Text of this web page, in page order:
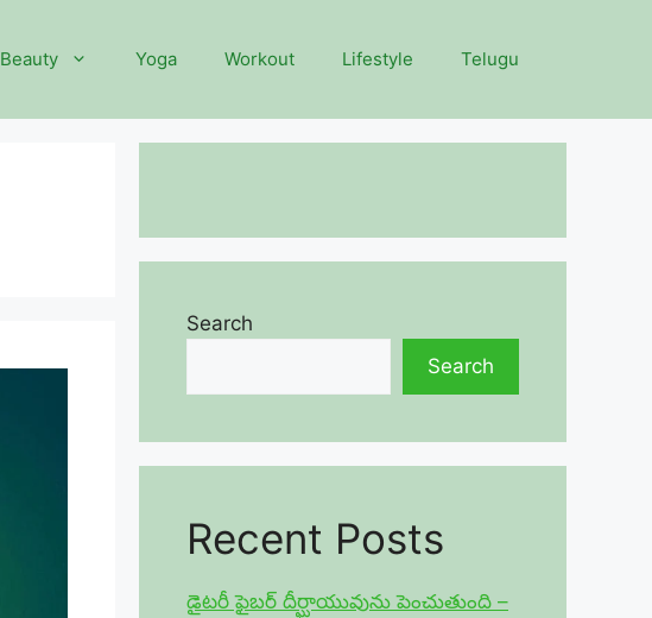
Beauty Yoga Workout Lifestyle Telugu
Search
Search
Recent Posts
డైటరీ ఫైబర్ దీర్ఘాయువును పెంచుతుంది –